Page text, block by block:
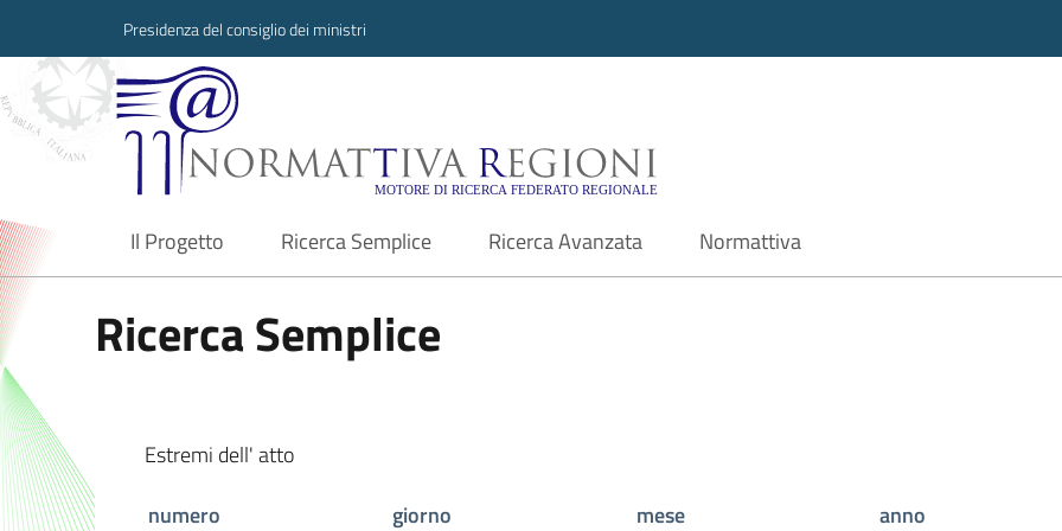
Presidenza del consiglio dei ministri
Normattiva Regioni - Motore di ricerca
Il Progetto
current Ricerca Semplice Ricerca Avanzata Normattiva
Ricerca Semplice
Estremi dell' atto
numero
giorno mese
anno